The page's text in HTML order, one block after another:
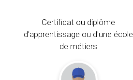
Certificat ou diplôme
d'apprentissage ou d'une école
de métiers